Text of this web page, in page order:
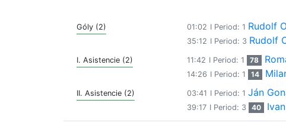
Góly (2) 01:02 I Period: 1 Rudolf
35:12 I Period: 3 Rudolf
I. Asistencie (2) 11:42 I Period: 1 78
14:26 I Period: 1 14
II. Asistencie (2) 03:41 I Period: 1 Ján
39:17 I Period: 3 40